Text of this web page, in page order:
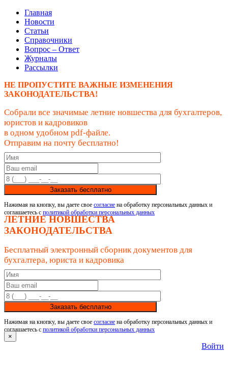
Главная
Новости
Статьи
Справочники
Вопрос – Ответ
Журналы
Рассылки
НЕ ПРОПУСТИТЕ ВАЖНЫЕ ИЗМЕНЕНИЯ
ЗАКОНОДАТЕЛЬСТВА!
Собрали все значимые летние новшества для бухгалтеров,
юристов и кадровиков
в одном удобном pdf-файле.
Отправим на почту бесплатно!
Заказать бесплатно
Нажимая на кнопку, вы даете свое согласие на обработку персональных данных и
соглашаетесь с политикой обработки персональных данных
ЛЕТНИЕ НОВШЕСТВА
ЗАКОНОДАТЕЛЬСТВА
Бесплатный электронный сборник документов для
бухгалтера, юриста и кадровика
Заказать бесплатно
Нажимая на кнопку, вы даете свое согласие на обработку персональных данных и
соглашаетесь с политикой обработки персональных данных
×
Войти